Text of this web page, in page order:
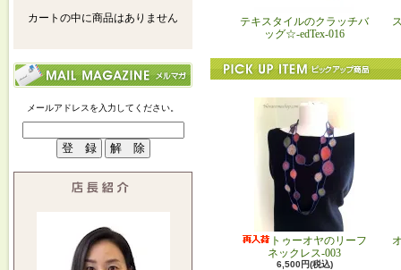
カートの中に商品はありません
メールアドレスを入力してください。
テキスタイルのクラッチバ
ッグ☆-edTex-016
トゥーオヤのリーフ
ネックレス-003
6,500円(税込)